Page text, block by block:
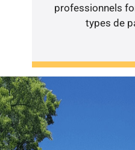
professionnels
types de